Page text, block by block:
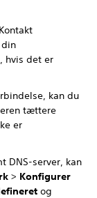
hvis det er
kan du
tættere
er
DNS-server, kan
> Konfigurer
og